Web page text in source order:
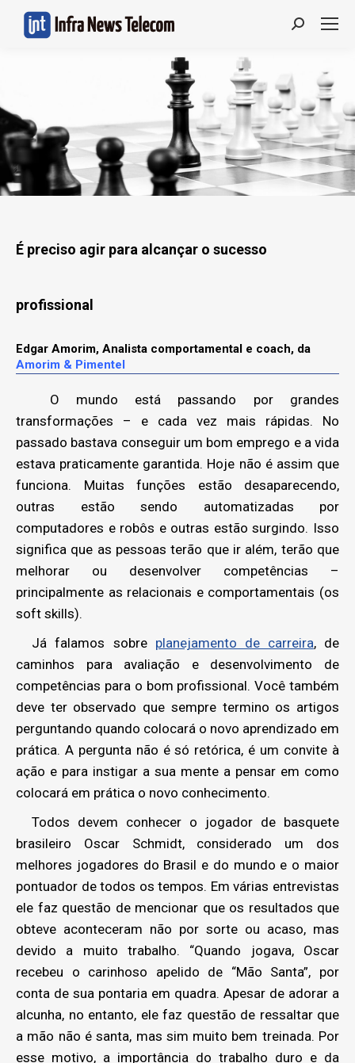
Search:
É preciso agir para alcançar o sucesso
profissional
Edgar Amorim, Analista comportamental e coach, da
Amorim & Pimentel
O mundo está passando por grandes
transformações – e cada vez mais rápidas. No
passado bastava conseguir um bom emprego e a vida
estava praticamente garantida. Hoje não é assim que
funciona. Muitas funções estão desaparecendo,
outras estão sendo automatizadas por
computadores e robôs e outras estão surgindo. Isso
significa que as pessoas terão que ir além, terão que
melhorar ou desenvolver competências –
principalmente as relacionais e comportamentais (os
soft skills).
Já falamos sobre planejamento de carreira, de
caminhos para avaliação e desenvolvimento de
competências para o bom profissional. Você também
deve ter observado que sempre termino os artigos
perguntando quando colocará o novo aprendizado em
prática. A pergunta não é só retórica, é um convite à
ação e para instigar a sua mente a pensar em como
colocará em prática o novo conhecimento.
Todos devem conhecer o jogador de basquete
brasileiro Oscar Schmidt, considerado um dos
melhores jogadores do Brasil e do mundo e o maior
pontuador de todos os tempos. Em várias entrevistas
ele faz questão de mencionar que os resultados que
obteve aconteceram não por sorte ou acaso, mas
devido a muito trabalho. “Quando jogava, Oscar
recebeu o carinhoso apelido de “Mão Santa”, por
conta de sua pontaria em quadra. Apesar de adorar a
alcunha, no entanto, ele faz questão de ressaltar que
a mão não é santa, mas sim muito bem treinada. Por
esse motivo, a importância do trabalho duro e da